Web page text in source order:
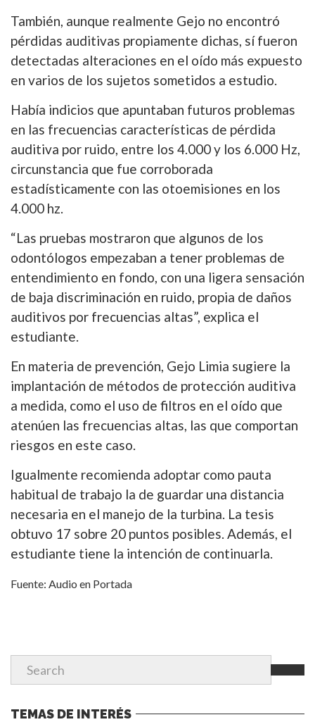
También, aunque realmente Gejo no encontró
pérdidas auditivas propiamente dichas, sí fueron
detectadas alteraciones en el oído más expuesto
en varios de los sujetos sometidos a estudio.
Había indicios que apuntaban futuros problemas
en las frecuencias características de pérdida
auditiva por ruido, entre los 4.000 y los 6.000 Hz,
circunstancia que fue corroborada
estadísticamente con las otoemisiones en los
4.000 hz.
“Las pruebas mostraron que algunos de los
odontólogos empezaban a tener problemas de
entendimiento en fondo, con una ligera sensación
de baja discriminación en ruido, propia de daños
auditivos por frecuencias altas”, explica el
estudiante.
En materia de prevención, Gejo Limia sugiere la
implantación de métodos de protección auditiva
a medida, como el uso de filtros en el oído que
atenúen las frecuencias altas, las que comportan
riesgos en este caso.
Igualmente recomienda adoptar como pauta
habitual de trabajo la de guardar una distancia
necesaria en el manejo de la turbina. La tesis
obtuvo 17 sobre 20 puntos posibles. Además, el
estudiante tiene la intención de continuarla.
Fuente: Audio en Portada
TEMAS DE INTERÉS